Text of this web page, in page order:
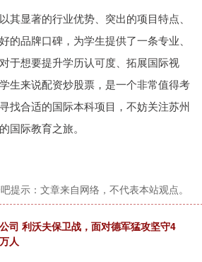
其显著的行业优势、突出的项目特点、
的品牌口碑，为学生提供了一条专业、
于想要提升学历认可度、拓展国际视
生来说配资炒股票，是一个非常值得考
找合适的国际本科项目，不妨关注苏州
国际教育之旅。
提示：文章来自网络，不代表本站观点。
司 利沃夫保卫战，面对德军猛攻坚守4
人